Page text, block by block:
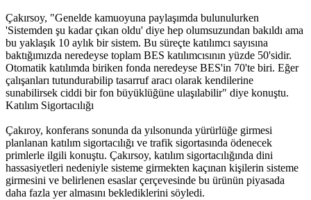
Çakırsoy, "Genelde kamuoyuna paylaşımda bulunulurken
'Sistemden şu kadar çıkan oldu' diye hep olumsuzundan bakıldı ama
bu yaklaşık 10 aylık bir sistem. Bu süreçte katılımcı sayısına
baktığımızda neredeyse toplam BES katılımcısının yüzde 50'sidir.
Otomatik katılımda biriken fonda neredeyse BES'in 70'te biri. Eğer
çalışanları tutundurabilip tasarruf aracı olarak kendilerine
sunabilirsek ciddi bir fon büyüklüğüne ulaşılabilir" diye konuştu.
Katılım Sigortacılığı
Çakıroy, konferans sonunda da yılsonunda yürürlüğe girmesi
planlanan katılım sigortacılığı ve trafik sigortasında ödenecek
primlerle ilgili konuştu. Çakırsoy, katılım sigortacılığında dini
hassasiyetleri nedeniyle sisteme girmekten kaçınan kişilerin sisteme
girmesini ve belirlenen esaslar çerçevesinde bu ürünün piyasada
daha fazla yer almasını beklediklerini söyledi.